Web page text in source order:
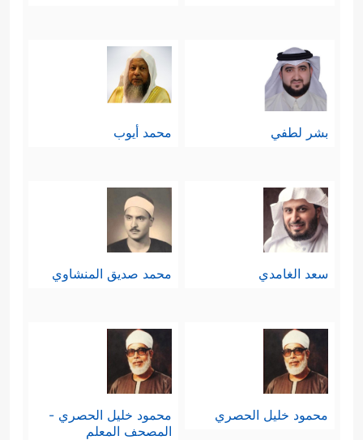
بشر لطفي محمد أيوب
سعد الغامدي محمد صديق المنشاوي
محمود خليل الحصري
محمود خليل الحصري -
المصحف المعلم